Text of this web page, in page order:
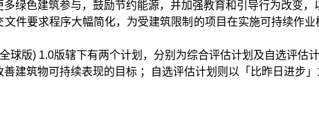
绿色建筑参与，鼓励节约能源，并加强教育和引导行为改变，
文件要求程序大幅简化，为受建筑限制的项目在实施可持续作
球版) 1.0版辖下有两个计划，分别为综合评估计划及自选评
建筑物可持续表现的目标 ；自选评估计划则以「比昨日进步